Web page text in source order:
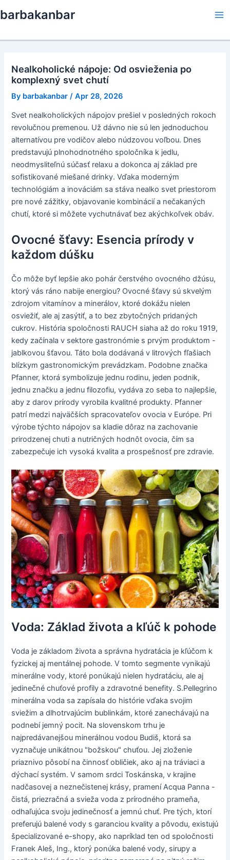
to
barbakanbar
Nealkoholické nápoje: Od osvieženia po
komplexný svet chutí
By barbakanbar /Apr 28, 2026
Svet nealkoholických nápojov prešiel v posledných rokoch
revolučnou premenou. Už dávno nie sú len jednoduchou
alternatívou pre vodičov alebo núdzovou voľbou. Dnes
predstavujú plnohodnotného spoločníka k jedlu,
neodmysliteľnú súčasť relaxu a dokonca aj základ pre
sofistikované miešané drinky. Vďaka moderným
technológiám a inováciám sa stáva nealko svet priestorom
pre nové zážitky, objavovanie kombinácií a nečakaných
chutí, ktoré si môžete vychutnávať bez akýchkoľvek obáv.
Ovocné šťavy: Esencia prírody v
každom dúšku
Čo môže byť lepšie ako pohár čerstvého ovocného džúsu,
ktorý vás ráno nabije energiou? Ovocné šťavy sú skvelým
zdrojom vitamínov a minerálov, ktoré dokážu nielen
osviežiť, ale aj zasýtiť, a to bez zbytočných pridaných
cukrov. História spoločnosti RAUCH siaha až do roku 1919,
kedy začínala v sektore gastronómie s prvým produktom -
jablkovou šťavou. Táto bola dodávaná v litrových fľašiach
blízkym gastronomickým prevádzkam. Podobne značka
Pfanner, ktorá symbolizuje jednu rodinu, jeden podnik,
jednu značku a jednu filozofiu, vydáva zo seba to najlepšie,
aby z darov prírody vyrobila kvalitné produkty. Pfanner
patrí medzi najväčších spracovateľov ovocia v Európe. Pri
výrobe týchto nápojov sa kladie dôraz na zachovanie
prirodzenej chuti a nutričných hodnôt ovocia, čím sa
zabezpečuje ich vysoká kvalita a prospešnosť pre zdravie.
Voda: Základ života a kľúč k pohode
Voda je základom života a správna hydratácia je kľúčom k
fyzickej aj mentálnej pohode. V tomto segmente vynikajú
minerálne vody, ktoré ponúkajú nielen hydratáciu, ale aj
jedinečné chuťové profily a zdravotné benefity. S.Pellegrino
minerálna voda sa zapísala do histórie vďaka svojim
sviežim a dlhotrvajúcim bublinkám, ktoré zanechávajú na
podnebí jemný pocit. Na slovenskom trhu je
najpredávanejšou minerálnou vodou Budiš, ktorá sa
vyznačuje unikátnou "božskou" chuťou. Jej zloženie
priaznivo pôsobí na činnosť obličiek, ako aj na tráviaci a
dýchací systém. V samom srdci Toskánska, v krajine
nadčasovej a neznečistenej krásy, pramení Acqua Panna -
čistá, priezračná a svieža voda z prírodného prameňa,
odhaľujúca svoju jedinečnosť a jemnú chuť. Pre tých, ktorí
preferujú balené vody s garanciou kvality a pôvodu, existujú
špecializované e-shopy, ako napríklad ten od spoločnosti
Franek Aleš, Ing., ktorý ponúka balené vody, sirupy a